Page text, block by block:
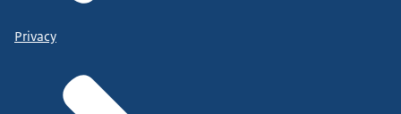
Privacy